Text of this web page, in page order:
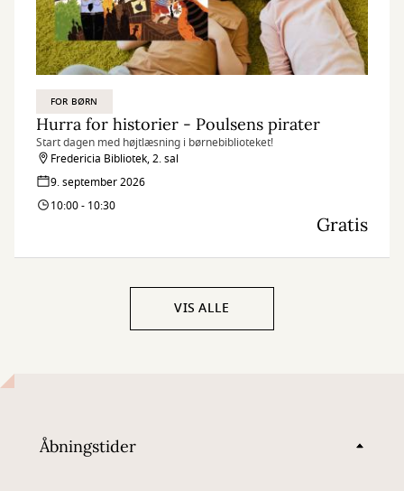
FOR BØRN
Hurra for historier - Poulsens pirater
Start dagen med højtlæsning i børnebiblioteket!
Fredericia Bibliotek, 2. sal
9. september 2026
10:00 - 10:30
Gratis
VIS ALLE
Åbningstider